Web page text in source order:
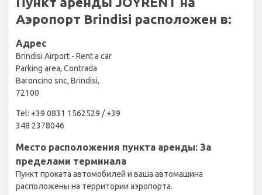
Аэропорт Brindisi расположен в:
Адрес
Brindisi Airport - Rent a car
Parking area, Contrada
Baroncino snc, Brindisi,
72100
Tel: +39 0831 1562529 / +39
348 2378046
Место расположения пункта аренды: За
пределами терминала
Пункт проката автомобилей и ваша автомашина
расположены на территории аэропорта.